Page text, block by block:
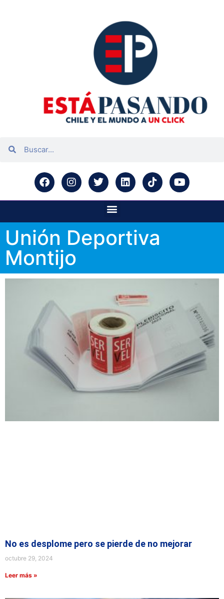
Unión Deportiva
Montijo
No es desplome pero se pierde de no mejorar
octubre 29, 2024
Leer más »